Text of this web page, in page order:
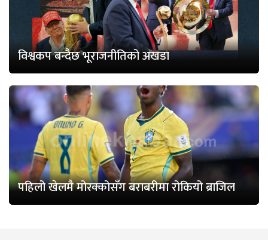
विश्वकप बन्दैछ भूराजनीतिको अखडा
पहिलो खेलमै मोरक्कोसँग बराबरीमा रोकियो ब्राजिल